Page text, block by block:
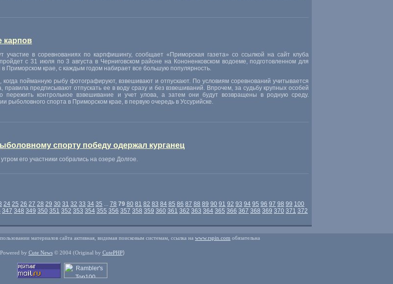
карпов
участие в соревнованиях по карпфишингу, сообщает « Приморская газета» со ссылкой на сайт клуба
с 31 июля по 3 августа в Черниговском районе на Кононенковском водоеме, подготовленном для
Приморском крае, с каждым годом набирает все большую популярность.
, когда пойманную рыбу фотографируют, взвешивают и отпускают. По условиям соревнований учитывается
, правила предписывают отпускать ее в воду сразу и без взвешиваний. Впрочем, за судьбу крупных особей
контрольное взвешивание и учет улова, а затем они будут возвращены в родную среду.
рыболовного спорта в Приморском крае, в первую очередь в Уссурийске.
спорту победу одержал курганец
его участники собрались на озере Долгое.
24 25 26 27 28 29 30 31 32 33 34 35 ... 78 79 80 81 82 83 84 85 86 87 88 89 90 91 92 93 94 95 96 97 98 99 100
347 348 349 350 351 352 353 354 355 356 357 358 359 360 361 362 363 364 365 366 367 368 369 370 371 372
материалов сайта активная, видимая поисковым системам, ссылка на www.rspin.com обязательна
Powered by Cute News© 2004 (Original by CutePHP)